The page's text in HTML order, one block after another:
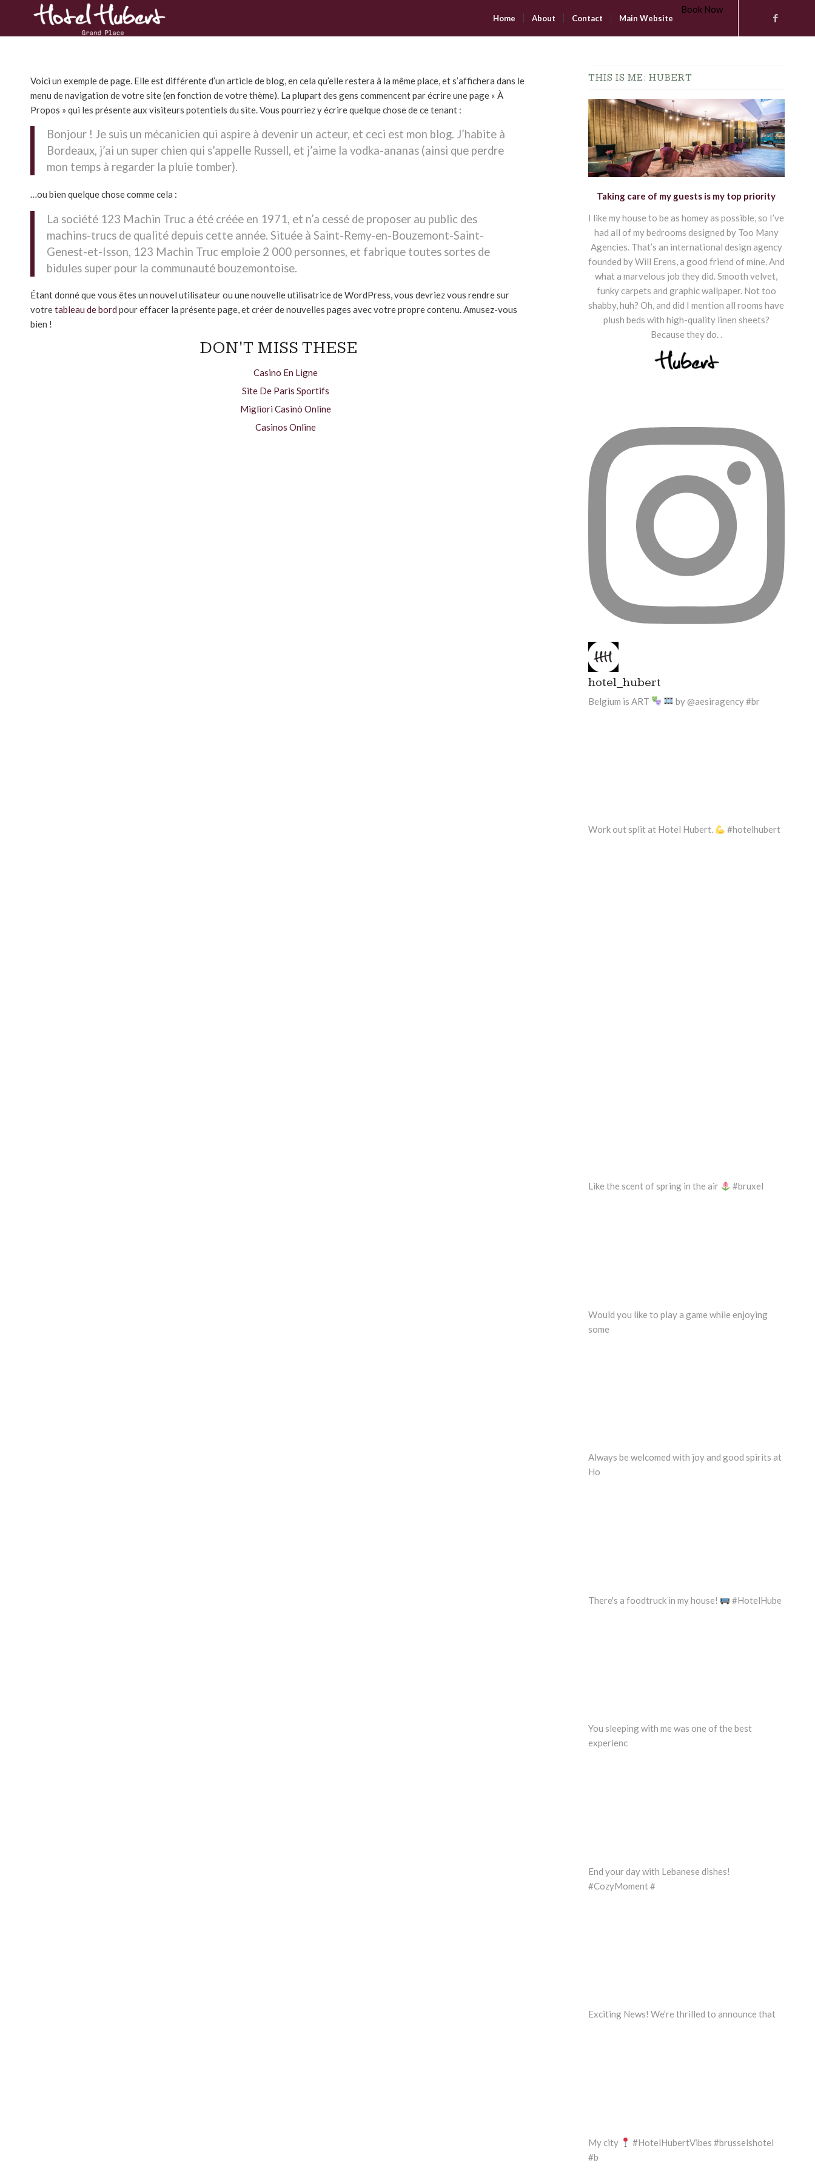
Home About Contact Main Website
Book Now
Voici un exemple de page. Elle est différente d’un article de blog, en cela qu’elle restera à la même place, et s’affichera dans le
menu de navigation de votre site (en fonction de votre thème). La plupart des gens commencent par écrire une page « À
Propos » qui les présente aux visiteurs potentiels du site. Vous pourriez y écrire quelque chose de ce tenant :
Bonjour ! Je suis un mécanicien qui aspire à devenir un acteur, et ceci est mon blog. J’habite à
Bordeaux, j’ai un super chien qui s’appelle Russell, et j’aime la vodka-ananas (ainsi que perdre
mon temps à regarder la pluie tomber).
…ou bien quelque chose comme cela :
La société 123 Machin Truc a été créée en 1971, et n’a cessé de proposer au public des
machins-trucs de qualité depuis cette année. Située à Saint-Remy-en-Bouzemont-Saint-
Genest-et-Isson, 123 Machin Truc emploie 2 000 personnes, et fabrique toutes sortes de
bidules super pour la communauté bouzemontoise.
Étant donné que vous êtes un nouvel utilisateur ou une nouvelle utilisatrice de WordPress, vous devriez vous rendre sur
votretableau de bord pour effacer la présente page, et créer de nouvelles pages avec votre propre contenu. Amusez-vous
bien !
DON'T MISS THESE
Casino En Ligne
Site De Paris Sportifs
Migliori Casinò Online
Casinos Online
THIS IS ME: HUBERT
Taking care of my guests is my top priority
I like my house to be as homey as possible, so I’ve
had all of my bedrooms designed by Too Many
Agencies. That’s an international design agency
founded by Will Erens, a good friend of mine. And
what a marvelous job they did. Smooth velvet,
funky carpets and graphic wallpaper. Not too
shabby, huh? Oh, and did I mention all rooms have
plush beds with high-quality linen sheets?
Because they do. .
hotel_hubert
Belgium is ART by @aesiragency #br
Work out split at Hotel Hubert. #hotelhubert
Like the scent of spring in the air #bruxel
Would you like to play a game while enjoying
some
Always be welcomed with joy and good spirits at
Ho
There's a foodtruck in my house! #HotelHube
You sleeping with me was one of the best
experienc
End your day with Lebanese dishes!
#CozyMoment #
Exciting News! We’re thrilled to announce that
My city
#HotelHubertVibes #brusselshotel
#b